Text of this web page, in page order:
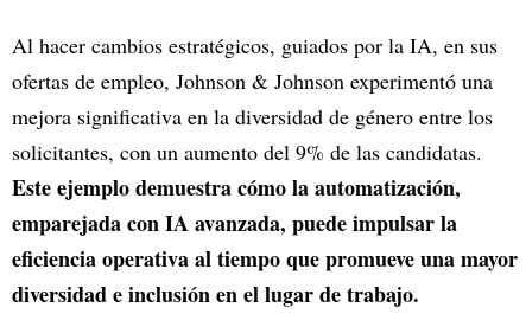
Al hacer cambios estratégicos, guiados por la IA, en sus
ofertas de empleo, Johnson & Johnson experimentó una
mejora significativa en la diversidad de género entre los
solicitantes, con un aumento del 9% de las candidatas.
Este ejemplo demuestra cómo la automatización,
emparejada con IA avanzada, puede impulsar la
eficiencia operativa al tiempo que promueve una mayor
diversidad e inclusión en el lugar de trabajo.